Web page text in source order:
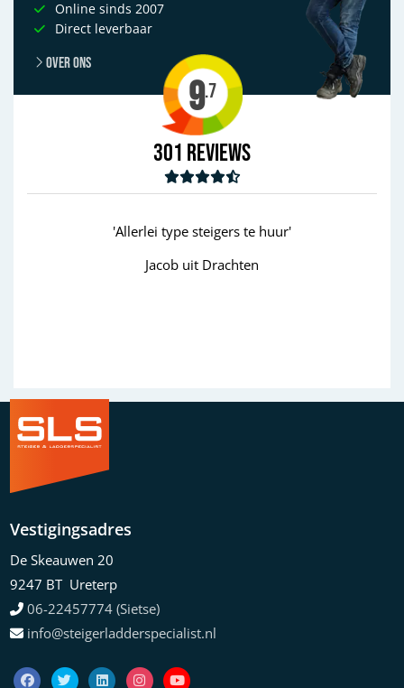
Online sinds 2007
Direct leverbaar
Over ons
9.7
301 Reviews
type steigers te huur'
Vestigingsadres
De Skeauwen 20
9247 BT Ureterp
06-22457774 (Sietse)
info@steigerladderspecialist.nl